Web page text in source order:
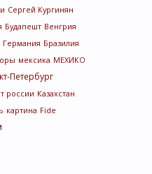
Сергей Кургинян
Будапешт Венгрия
Германия Бразилия
мексика МЕХИКО
Петербург
россии Казахстан
картина Fide